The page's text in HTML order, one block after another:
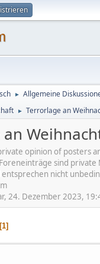
► Allgemeine
► Terrorlage an
opinion of posters
sind
nicht
24. Dezember 2023,
1